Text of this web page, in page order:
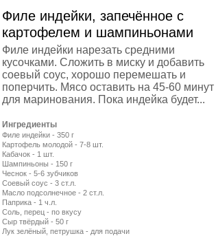
Филе индейки, запечённое с
картофелем и шампиньонами
Филе индейки нарезать средними
кусочками. Сложить в миску и добавить
соевый соус, хорошо перемешать и
поперчить. Мясо оставить на 45-60 минут
для маринования. Пока индейка будет...
Ингредиенты
Филе индейки - 350 г
Картофель молодой - 7-8 шт.
Кабачок - 1 шт.
Шампиньоны - 150 г
Чеснок - 5-6 зубчиков
Соевый соус - 3 ст.л.
Масло подсолнечное - 2 ст.л.
Паприка - 1 ч.л.
Соль, перец - по вкусу
Сыр твёрдый - 50 г
Лук зелёный, петрушка - для подачи